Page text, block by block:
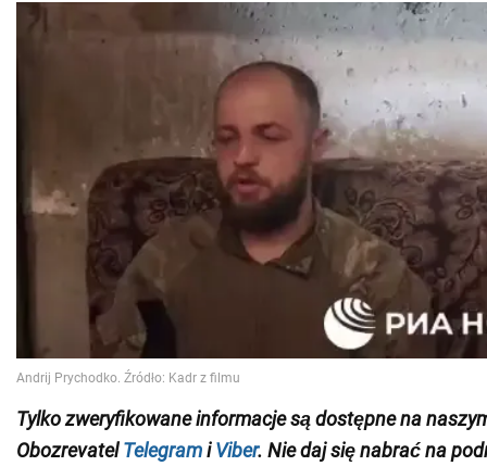
Tylko zweryfikowane informacje są dostępne na
ObozrevatelTelegramiViber. Nie daj się nabrać na